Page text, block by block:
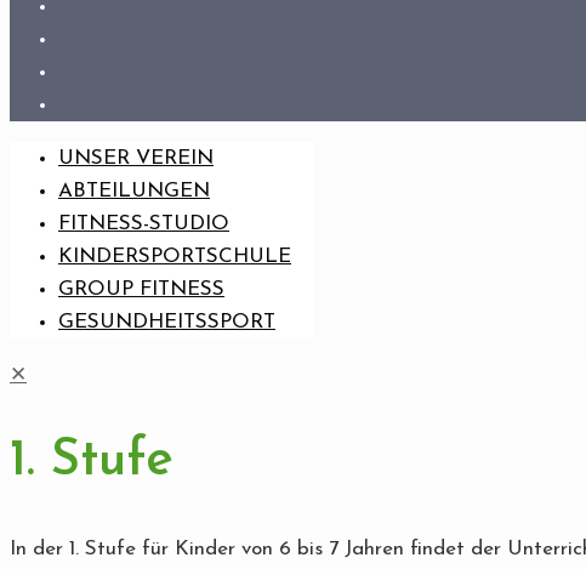
UNSER VEREIN
ABTEILUNGEN
FITNESS-STUDIO
KINDERSPORTSCHULE
GROUP FITNESS
GESUNDHEITSSPORT
✕
1. Stufe
In der 1. Stufe für Kinder von 6 bis 7 Jahren findet der